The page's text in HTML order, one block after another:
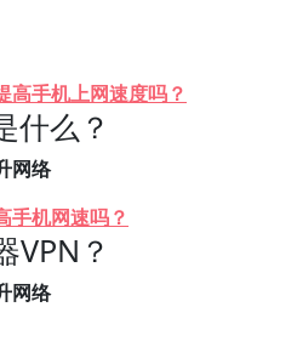
高手机上网速度吗？
什么？
网络
手机网速吗？
VPN？
网络